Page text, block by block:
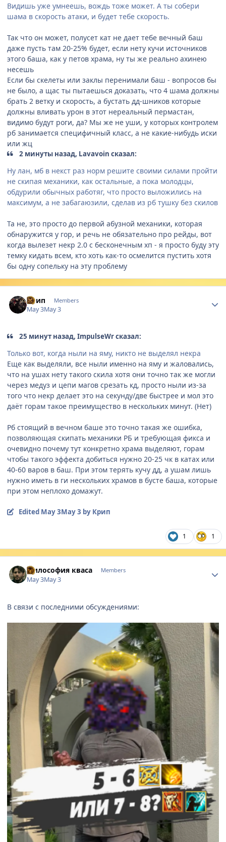
Видишь уже умнеешь, вождь тоже может. А ты собери
шама в скорость атаки, и будет тебе скорость.
Так что он может, полусет кат не дает тебе вечный баш
даже пусть там 20-25% будет, если нету кучи источников
этого баша, как у петов храма, ну ты же реально ахинею
несешь
Если бы скелеты или заклы перенимали баш - вопросов бы
не было, а щас ты пытаешься доказать, что 4 шама должны
брать 2 ветку и скорость, а бустать дд-шников которые
должны вливать урон в этот нереальный пермастан,
видимо будут роги, да? Мы же не уши, у которых контролем
рб занимается специфичный класс, а не какие-нибудь иски
или жц
2 минуты назад, Lavavoin сказал:
Ну лан, мб в некст раз норм решите своими силами пройти
не скипая механики, как остальные, а пока молодцы,
обдурили обычных работяг, что просто выложились на
максимум, а не забагаюзили, сделав из рб тушку без скилов
Та не, это просто до первой абузной механики, которая
обнаружится у гор, и речь не обязательно про рейды, вот
когда вылезет некр 2.0 с бесконечным хп - я просто буду эту
темку кидать всем, кто хоть как-то осмелится пустить хотя
бы одну сопельку на эту проблему
Крип Members
May 3May 3
25 минут назад, ImpulseWr сказал:
Только вот, когда ныли на яму, никто не выделял некра
Еще как выделяли, все ныли именно на яму и жаловались,
что на ушах нету такого скила хотя они точно так же могли
через медуз и цепи магов срезать кд, просто ныли из-за
того что некр делает это на секунду/две быстрее и мол это
даёт горам такое преимущество в нескольких минут. (Нет)
Рб стоящий в вечном баше это точно такая же ошибка,
позволяющая скипать механики РБ и требующая фикса и
очевидно почему тут конкретно храма выделяют, горам
чтобы такого эффекта добиться нужно 20-25 чк в катах или
40-60 варов в баш. При этом терять кучу дд, а ушам лишь
нужно иметь в ги нескольких храмов в бусте баша, которые
при этом неплохо домажут.
Edited May 3May 3 by Крип
1 1
Философия кваса Members
May 3May 3
В связи с последними обсуждениями: